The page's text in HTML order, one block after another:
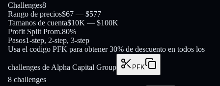
Challenges8
Rango de precios$67 — $577
Tamanos de cuenta$10K — $100K
Profit Split Prom.80%
Pasos1-step, 2-step, 3-step
Usa el codigo PFK para obtener 30% de descuento en todos los
challenges de Alpha Capital Group PFK
8 challenges